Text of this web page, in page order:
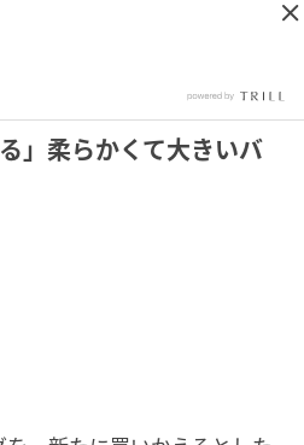
」柔らかくて大きいバ